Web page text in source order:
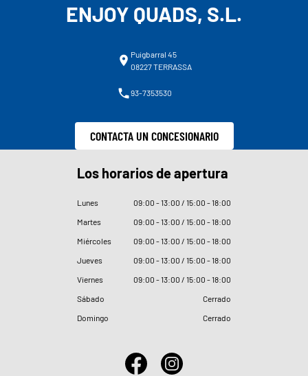
ENJOY QUADS, S.L.
Puigbarral 45
08227 TERRASSA
93-7353530
CONTACTA UN CONCESIONARIO
Los horarios de apertura
Lunes 09:00 - 13:00 / 15:00 - 18:00
Martes
09:00 - 13:00 / 15:00 - 18:00
Miércoles
09:00 - 13:00 / 15:00 - 18:00
Jueves
09:00 - 13:00 / 15:00 - 18:00
Viernes
09:00 - 13:00 / 15:00 - 18:00
Sábado
Cerrado
Domingo
Cerrado